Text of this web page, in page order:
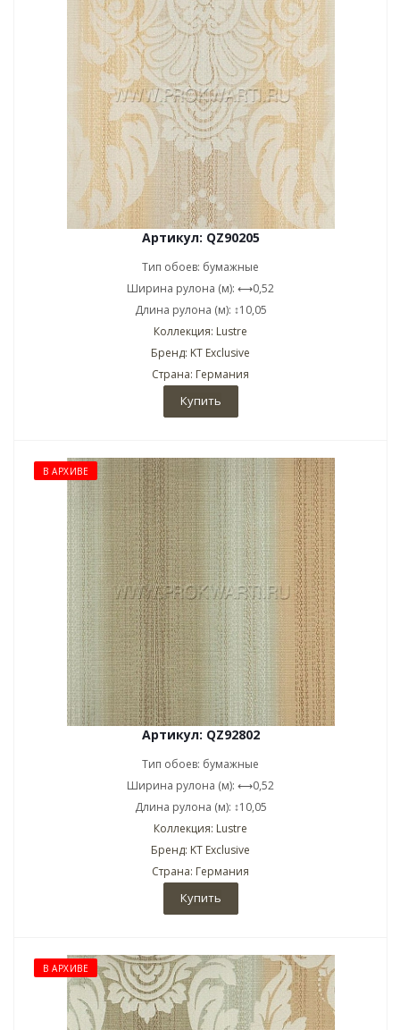
Артикул: QZ90205
Тип обоев: бумажные
Ширина рулона (м): ⟷0,52
Длина рулона (м): ↕10,05
Коллекция: Lustre
Бренд: KT Exclusive
Страна: Германия
Купить
В АРХИВЕ
Артикул: QZ92802
Тип обоев: бумажные
Ширина рулона (м): ⟷0,52
Длина рулона (м): ↕10,05
Коллекция: Lustre
Бренд: KT Exclusive
Страна: Германия
Купить
В АРХИВЕ